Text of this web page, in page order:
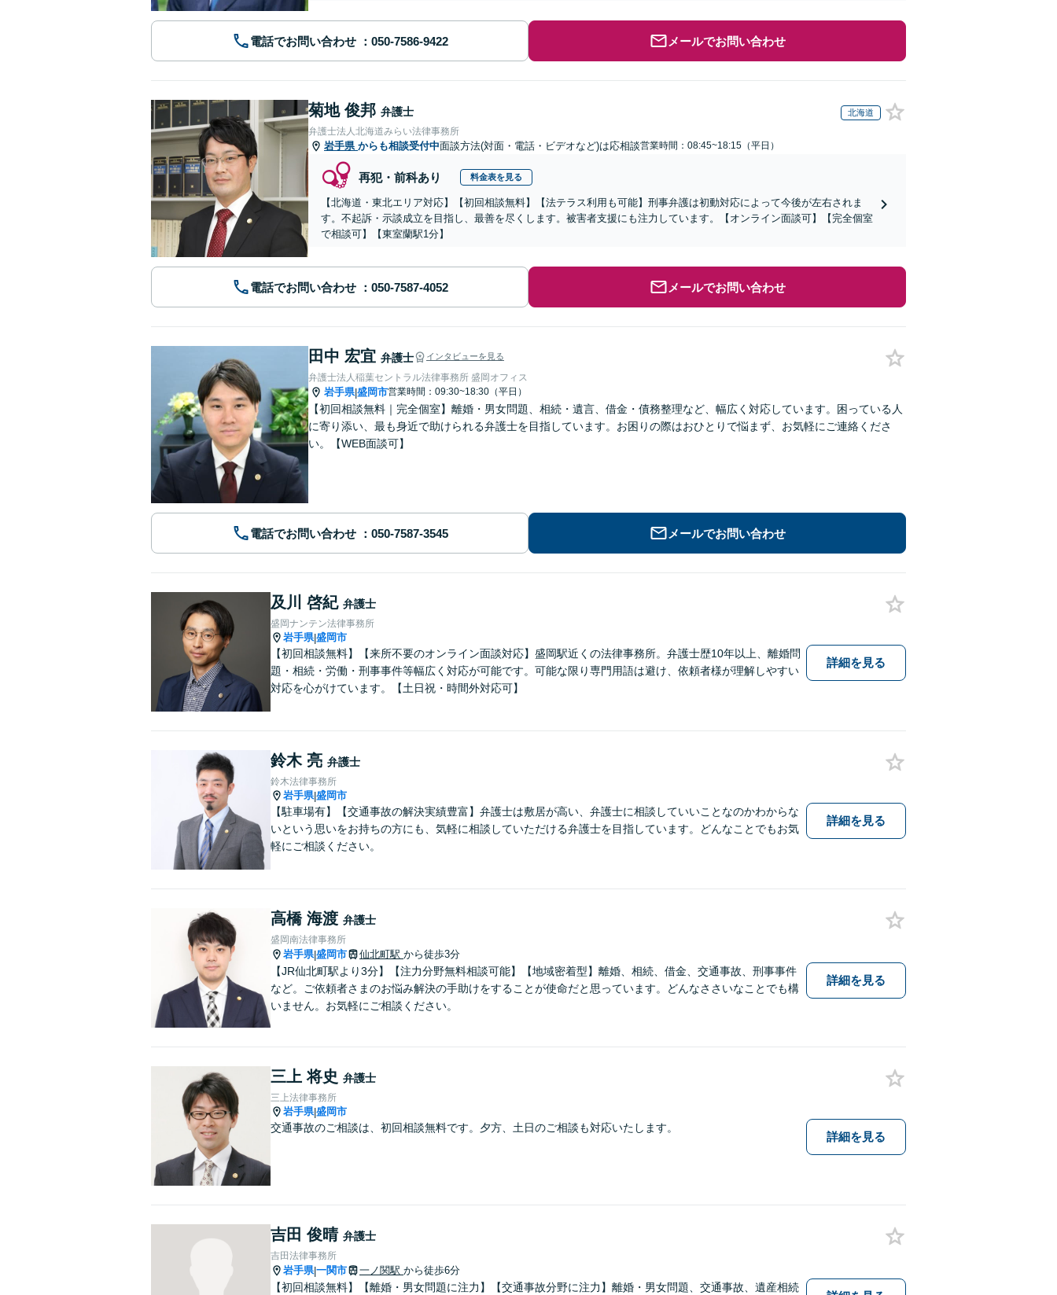
電話でお問い合わせ メールでお問い合わせ
菊地 俊邦 弁護士 北海道
弁護士法人北海道みらい法律事務所
岩手県 からも相談受付中面談方法(対面・電話・ビデオなど)は応相談営業時間：08:45~18:15（平日）
再犯・前科あり 料金表を見る
【北海道・東北エリア対応】【初回相談無料】【法テラス利用も可能】刑事弁護は初動対応によって今後が左右されま
す。不起訴・示談成立を目指し、最善を尽くします。被害者支援にも注力しています。【オンライン面談可】【完全個室
で相談可】【東室蘭駅1分】
電話でお問い合わせ メールでお問い合わせ
田中 宏宜 弁護士 インタビューを見る
弁護士法人稲葉セントラル法律事務所 盛岡オフィス
岩手県|盛岡市営業時間：09:30~18:30（平日）
【初回相談無料｜完全個室】離婚・男女問題、相続・遺言、借金・債務整理など、幅広く対応しています。困っている人
に寄り添い、最も身近で助けられる弁護士を目指しています。お困りの際はおひとりで悩まず、お気軽にご連絡くださ
い。【WEB面談可】
電話でお問い合わせ メールでお問い合わせ
及川 啓紀 弁護士
盛岡ナンテン法律事務所
岩手県|盛岡市
【初回相談無料】【来所不要のオンライン面談対応】盛岡駅近くの法律事務所。弁護士歴10年以上、離婚問
題・相続・労働・刑事事件等幅広く対応が可能です。可能な限り専門用語は避け、依頼者様が理解しやすい
対応を心がけています。【土日祝・時間外対応可】
詳細を見る
鈴木 亮 弁護士
鈴木法律事務所
岩手県|盛岡市
【駐車場有】【交通事故の解決実績豊富】弁護士は敷居が高い、弁護士に相談していいことなのかわからな
いという思いをお持ちの方にも、気軽に相談していただける弁護士を目指しています。どんなことでもお気
軽にご相談ください。
詳細を見る
高橋 海渡 弁護士
盛岡南法律事務所
岩手県|盛岡市 仙北町駅 から徒歩3分
【JR仙北町駅より3分】【注力分野無料相談可能】【地域密着型】離婚、相続、借金、交通事故、刑事事件
など。ご依頼者さまのお悩み解決の手助けをすることが使命だと思っています。どんなささいなことでも構
いません。お気軽にご相談ください。
詳細を見る
三上 将史 弁護士
三上法律事務所
岩手県|盛岡市
交通事故のご相談は、初回相談無料です。夕方、土日のご相談も対応いたします。
詳細を見る
吉田 俊晴 弁護士
吉田法律事務所
岩手県|一関市 一ノ関駅 から徒歩6分
【初回相談無料】【離婚・男女問題に注力】【交通事故分野に注力】離婚・男女問題、交通事故、遺産相続